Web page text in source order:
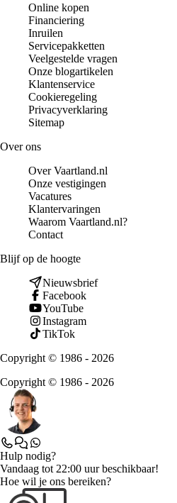
Online kopen
Financiering
Inruilen
Servicepakketten
Veelgestelde vragen
Onze blogartikelen
Klantenservice
Cookieregeling
Privacyverklaring
Sitemap
Over ons
Over Vaartland.nl
Onze vestigingen
Vacatures
Klantervaringen
Waarom Vaartland.nl?
Contact
Blijf op de hoogte
Nieuwsbrief
Facebook
YouTube
Instagram
TikTok
Copyright © 1986 - 2026
Copyright © 1986 - 2026
Hulp nodig?
Vandaag tot 22:00 uur beschikbaar!
Hoe wil je ons bereiken?